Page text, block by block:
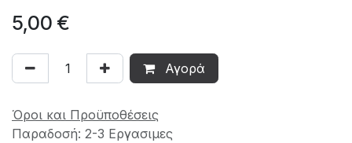
5,00 €
Αγορά
Όροι και Προϋποθέσεις
Παραδοσή: 2-3 Εργασιμες